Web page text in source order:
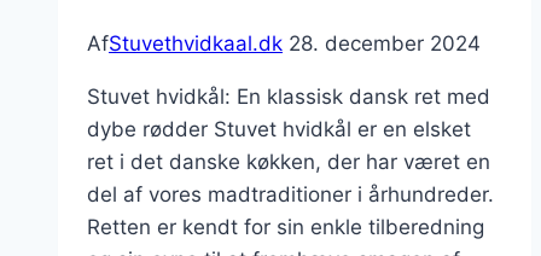
AfStuvethvidkaal.dk 28. december 2024
Stuvet hvidkål: En klassisk dansk ret med
dybe rødder Stuvet hvidkål er en elsket
ret i det danske køkken, der har været en
del af vores madtraditioner i århundreder.
Retten er kendt for sin enkle tilberedning